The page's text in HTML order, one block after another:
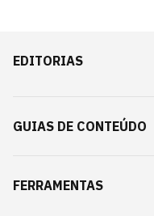
EDITORIAS
GUIAS DE CONTEÚDO
FERRAMENTAS